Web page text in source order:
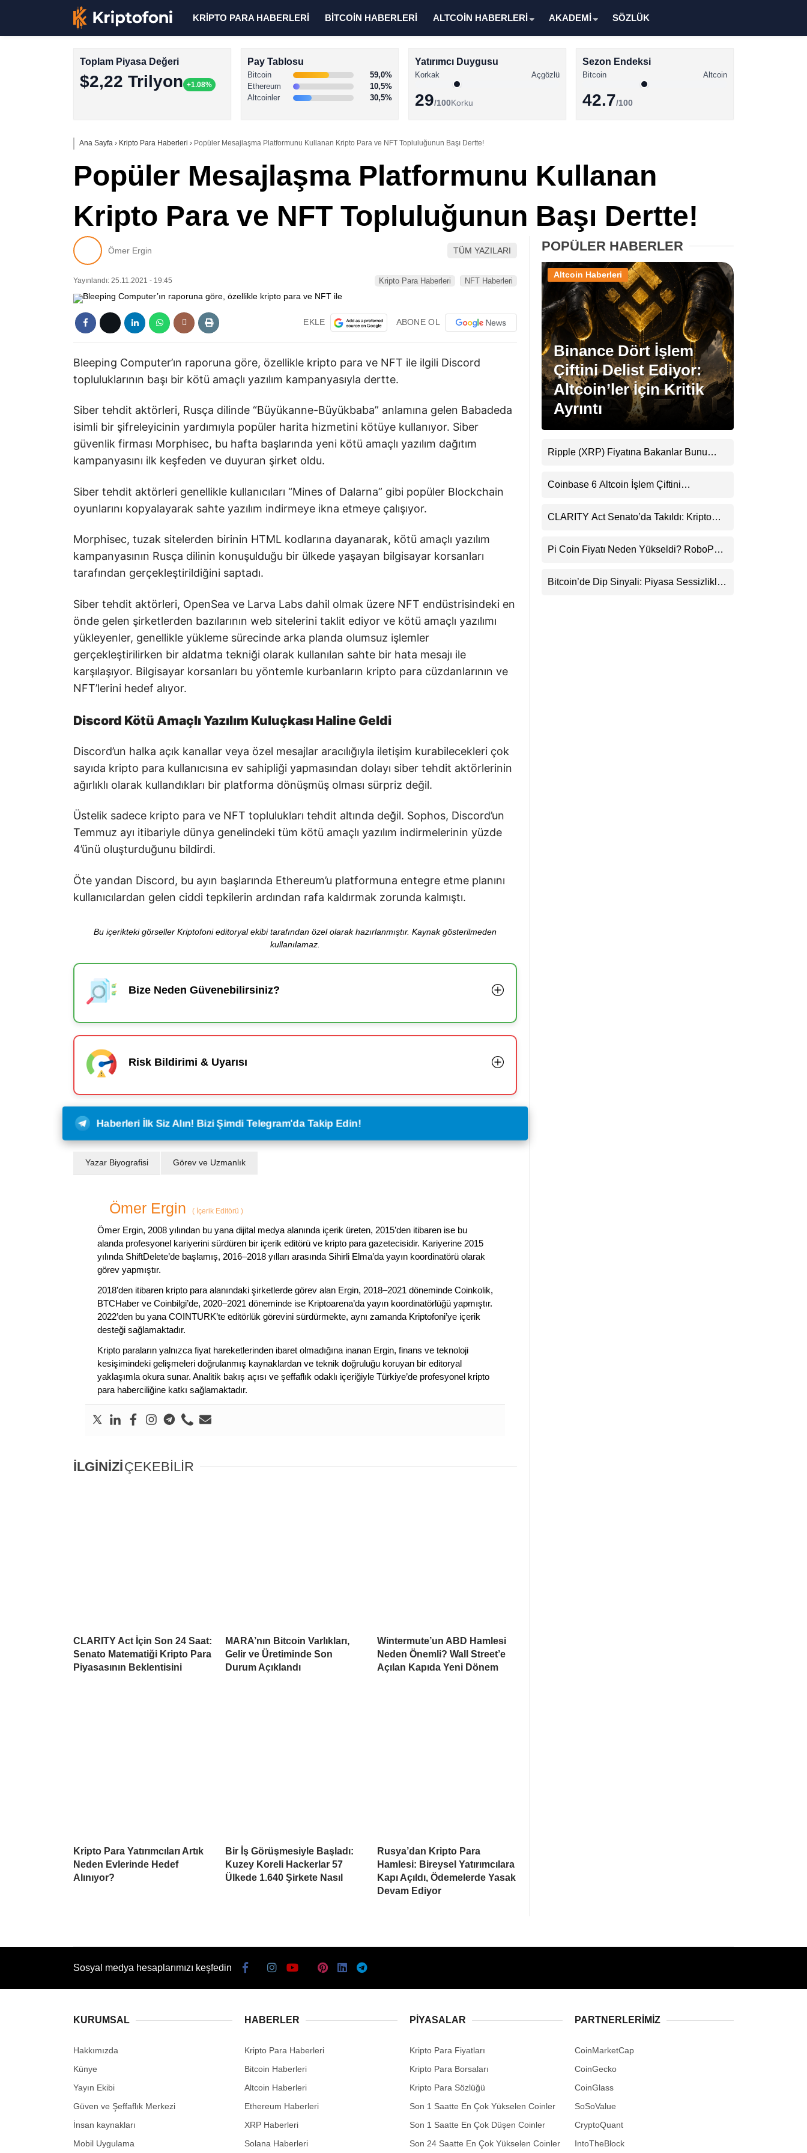
Solana Haberleri
XRP Haberleri
Memecoin Haberleri
Stablecoin Haberleri
Facebook
Instagram
LinkedIn
Telegram
KRİPTO PARA HABERLERİ BİTCOİN HABERLERİ ALTCOİN HABERLERİ AKADEMİ SÖZLÜK
Toplam Piyasa Değeri
$2,22 Trilyon +1.08%
Pay Tablosu
Bitcoin
59,0%
Ethereum
10,5%
Altcoinler
30,5%
Yatırımcı Duygusu
Korkak Açgözlü
29/100Korku
Sezon Endeksi
Bitcoin Altcoin
42.7/100
Ana Sayfa › Kripto Para Haberleri › Popüler Mesajlaşma Platformunu Kullanan Kripto Para ve NFT Topluluğunun Başı Dertte!
Popüler Mesajlaşma Platformunu Kullanan
Kripto Para ve NFT Topluluğunun Başı Dertte!
Ömer Ergin TÜM YAZILARI
Yayınlandı: 25.11.2021 - 19:45 Kripto Para Haberleri NFT Haberleri
EKLE ABONE OL
Bleeping Computer’ın raporuna göre, özellikle kripto para ve NFT ile ilgili Discord
topluluklarının başı bir kötü amaçlı yazılım kampanyasıyla dertte.
Siber tehdit aktörleri, Rusça dilinde “Büyükanne-Büyükbaba” anlamına gelen Babadeda
isimli bir şifreleyicinin yardımıyla popüler harita hizmetini kötüye kullanıyor. Siber
güvenlik firması Morphisec, bu hafta başlarında yeni kötü amaçlı yazılım dağıtım
kampanyasını ilk keşfeden ve duyuran şirket oldu.
Siber tehdit aktörleri genellikle kullanıcıları “Mines of Dalarna” gibi popüler Blockchain
oyunlarını kopyalayarak sahte yazılım indirmeye ikna etmeye çalışıyor.
Morphisec, tuzak sitelerden birinin HTML kodlarına dayanarak, kötü amaçlı yazılım
kampanyasının Rusça dilinin konuşulduğu bir ülkede yaşayan bilgisayar korsanları
tarafından gerçekleştirildiğini saptadı.
Siber tehdit aktörleri, OpenSea ve Larva Labs dahil olmak üzere NFT endüstrisindeki en
önde gelen şirketlerden bazılarının web sitelerini taklit ediyor ve kötü amaçlı yazılımı
yükleyenler, genellikle yükleme sürecinde arka planda olumsuz işlemler
gerçekleştirilirken bir aldatma tekniği olarak kullanılan sahte bir hata mesajı ile
karşılaşıyor. Bilgisayar korsanları bu yöntemle kurbanların kripto para cüzdanlarının ve
NFT’lerini hedef alıyor.
Discord Kötü Amaçlı Yazılım Kuluçkası Haline Geldi
Discord’un halka açık kanallar veya özel mesajlar aracılığıyla iletişim kurabilecekleri çok
sayıda kripto para kullanıcısına ev sahipliği yapmasından dolayı siber tehdit aktörlerinin
ağırlıklı olarak kullandıkları bir platforma dönüşmüş olması sürpriz değil.
Üstelik sadece kripto para ve NFT toplulukları tehdit altında değil. Sophos, Discord’un
Temmuz ayı itibariyle dünya genelindeki tüm kötü amaçlı yazılım indirmelerinin yüzde
4’ünü oluşturduğunu bildirdi.
Öte yandan Discord, bu ayın başlarında Ethereum’u platformuna entegre etme planını
kullanıcılardan gelen ciddi tepkilerin ardından rafa kaldırmak zorunda kalmıştı.
Bu içerikteki görseller Kriptofoni editoryal ekibi tarafından özel olarak hazırlanmıştır. Kaynak gösterilmeden
kullanılamaz.
Bize Neden Güvenebilirsiniz?
Risk Bildirimi & Uyarısı
Haberleri İlk Siz Alın! Bizi Şimdi Telegram'da Takip Edin!
Yazar Biyografisi Görev ve Uzmanlık
Ömer Ergin ( İçerik Editörü )
Ömer Ergin, 2008 yılından bu yana dijital medya alanında içerik üreten, 2015’den itibaren ise bu
alanda profesyonel kariyerini sürdüren bir içerik editörü ve kripto para gazetecisidir. Kariyerine 2015
yılında ShiftDelete’de başlamış, 2016–2018 yılları arasında Sihirli Elma’da yayın koordinatörü olarak
görev yapmıştır.
2018’den itibaren kripto para alanındaki şirketlerde görev alan Ergin, 2018–2021 döneminde Coinkolik,
BTCHaber ve Coinbilgi’de, 2020–2021 döneminde ise Kriptoarena’da yayın koordinatörlüğü yapmıştır.
2022’den bu yana COINTURK’te editörlük görevini sürdürmekte, aynı zamanda Kriptofoni’ye içerik
desteği sağlamaktadır.
Kripto paraların yalnızca fiyat hareketlerinden ibaret olmadığına inanan Ergin, finans ve teknoloji
kesişimindeki gelişmeleri doğrulanmış kaynaklardan ve teknik doğruluğu koruyan bir editoryal
yaklaşımla okura sunar. Analitik bakış açısı ve şeffaflık odaklı içeriğiyle Türkiye’de profesyonel kripto
para haberciliğine katkı sağlamaktadır.
İLGİNİZİÇEKEBİLİR
CLARITY Act İçin Son 24 Saat:
Senato Matematiği Kripto Para
Piyasasının Beklentisini
MARA’nın Bitcoin Varlıkları,
Gelir ve Üretiminde Son
Durum Açıklandı
Wintermute’un ABD Hamlesi
Neden Önemli? Wall Street’e
Açılan Kapıda Yeni Dönem
Kripto Para Yatırımcıları Artık
Neden Evlerinde Hedef
Alınıyor?
Bir İş Görüşmesiyle Başladı:
Kuzey Koreli Hackerlar 57
Ülkede 1.640 Şirkete Nasıl
Rusya’dan Kripto Para
Hamlesi: Bireysel Yatırımcılara
Kapı Açıldı, Ödemelerde Yasak
Devam Ediyor
POPÜLER HABERLER
Binance Dört İşlem
Çiftini Delist Ediyor:
Altcoin’ler İçin Kritik
Ayrıntı
Altcoin Haberleri
Ripple (XRP) Fiyatına Bakanlar Bunu
Uyarı
Coinbase 6 Altcoin İşlem Çiftini
CLARITY Act Senato’da Takıldı: Kripto
Pi Coin Fiyatı Neden Yükseldi? RoboPay
Destekledi
Bitcoin’de Dip Sinyali: Piyasa Sessizlikle
Sosyal medya hesaplarımızı keşfedin
KURUMSAL
Hakkımızda
Künye
Yayın Ekibi
Güven ve Şeffaflık Merkezi
İnsan kaynakları
Mobil Uygulama
HABERLER
Kripto Para Haberleri
Bitcoin Haberleri
Altcoin Haberleri
Ethereum Haberleri
XRP Haberleri
Solana Haberleri
PIYASALAR
Kripto Para Fiyatları
Kripto Para Borsaları
Kripto Para Sözlüğü
Son 1 Saatte En Çok Yükselen Coinler
Son 1 Saatte En Çok Düşen Coinler
Son 24 Saatte En Çok Yükselen Coinler
PARTNERLERIMIZ
CoinMarketCap
CoinGecko
CoinGlass
SoSoValue
CryptoQuant
IntoTheBlock